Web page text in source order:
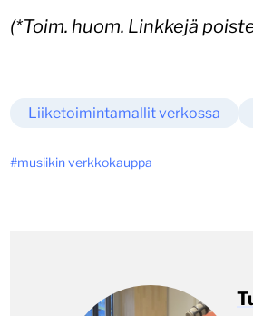
(*Toim. huom. Linkkejä
Liiketoimintamallit verkossa
musiikin verkkokauppa